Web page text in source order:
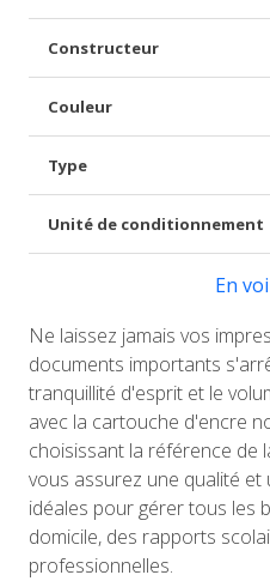
Constructeur
Couleur
Type
Unité de conditionnement
En
Ne laissez jamais vos
documents importants
tranquillité d'esprit et le
avec la cartouche d'encre
choisissant la référence de
vous assurez une qualité et
idéales pour gérer tous les
domicile, des rapports
professionnelles.